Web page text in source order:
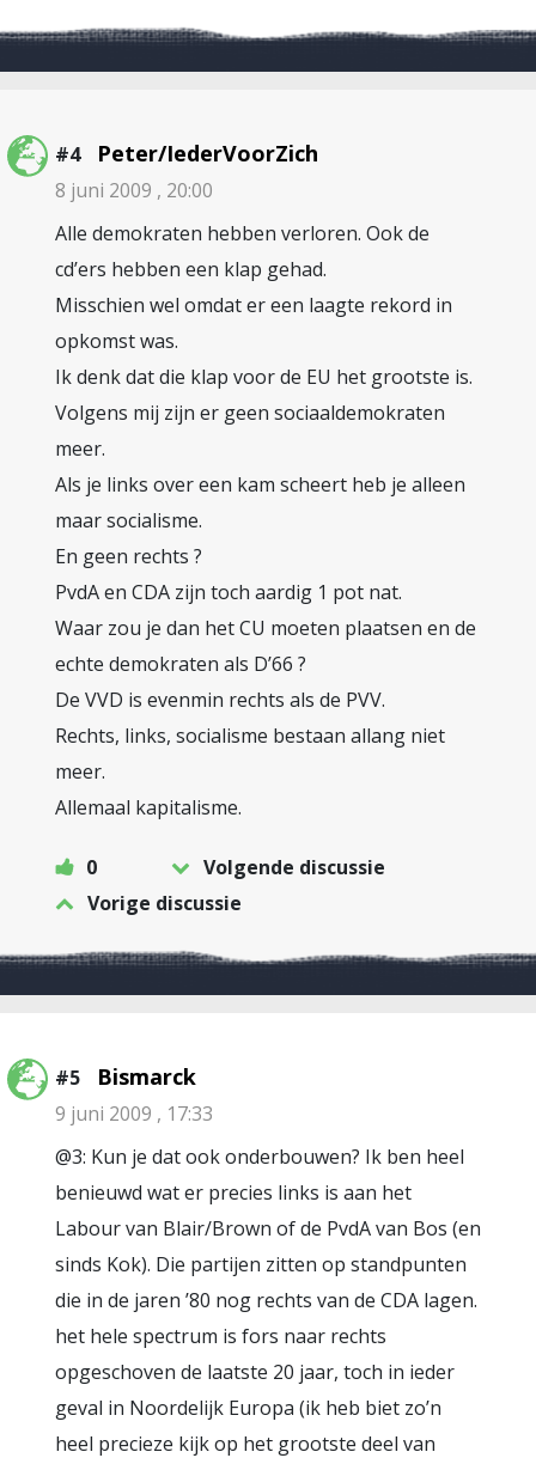
#4 Peter/IederVoorZich
8 juni 2009 , 20:00
Alle demokraten hebben verloren. Ook de
cd’ers hebben een klap gehad.
Misschien wel omdat er een laagte rekord in
opkomst was.
Ik denk dat die klap voor de EU het grootste is.
Volgens mij zijn er geen sociaaldemokraten
meer.
Als je links over een kam scheert heb je alleen
maar socialisme.
En geen rechts ?
PvdA en CDA zijn toch aardig 1 pot nat.
Waar zou je dan het CU moeten plaatsen en de
echte demokraten als D’66 ?
De VVD is evenmin rechts als de PVV.
Rechts, links, socialisme bestaan allang niet
meer.
Allemaal kapitalisme.
0
Volgende discussie
Vorige discussie
#5 Bismarck
9 juni 2009 , 17:33
@3: Kun je dat ook onderbouwen? Ik ben heel
benieuwd wat er precies links is aan het
Labour van Blair/Brown of de PvdA van Bos (en
sinds Kok). Die partijen zitten op standpunten
die in de jaren ’80 nog rechts van de CDA lagen.
het hele spectrum is fors naar rechts
opgeschoven de laatste 20 jaar, toch in ieder
geval in Noordelijk Europa (ik heb biet zo’n
heel precieze kijk op het grootste deel van